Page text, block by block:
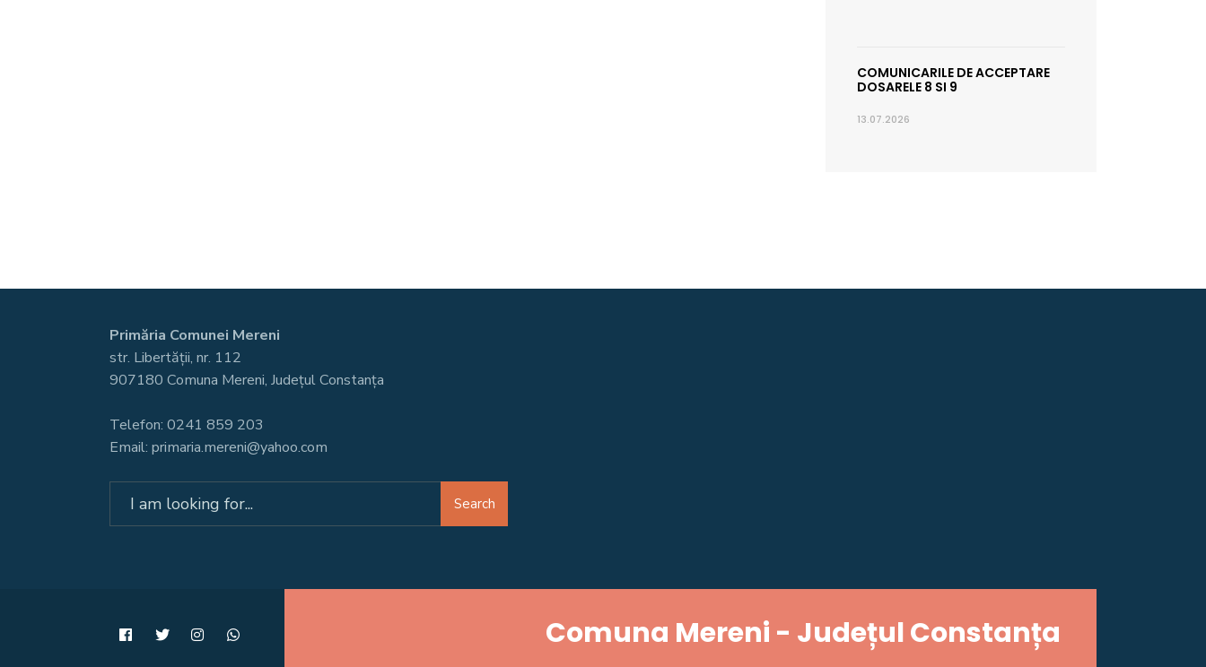
COMUNICARILE DE ACCEPTARE
DOSARELE 8 SI 9
13.07.2026
Primăria Comunei Mereni
str. Libertății, nr. 112
907180 Comuna Mereni, Județul Constanța
Telefon: 0241 859 203
Email: primaria.mereni@yahoo.com
Search
Comuna Mereni - Județul Constanța